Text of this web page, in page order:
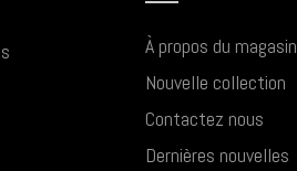
À propos du magasin
Nouvelle collection
Contactez nous
Dernières nouvelles